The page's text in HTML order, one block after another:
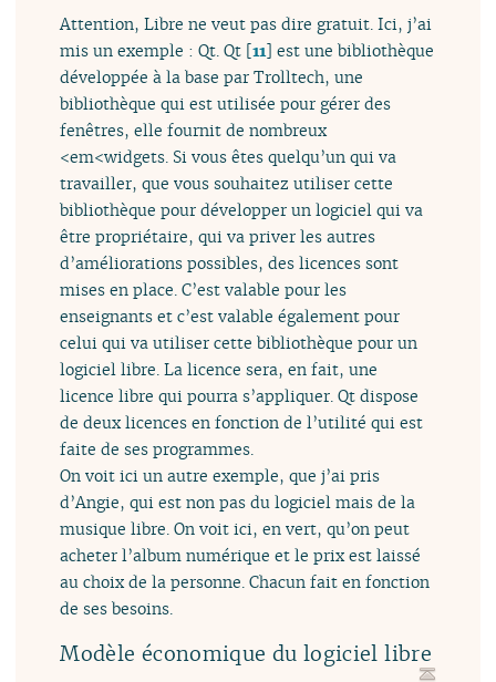
Attention, Libre ne veut pas dire gratuit. Ici, j’ai
mis un exemple : Qt. Qt [11] est une bibliothèque
développée à la base par Trolltech, une
bibliothèque qui est utilisée pour gérer des
fenêtres, elle fournit de nombreux
<em<widgets. Si vous êtes quelqu’un qui va
travailler, que vous souhaitez utiliser cette
bibliothèque pour développer un logiciel qui va
être propriétaire, qui va priver les autres
d’améliorations possibles, des licences sont
mises en place. C’est valable pour les
enseignants et c’est valable également pour
celui qui va utiliser cette bibliothèque pour un
logiciel libre. La licence sera, en fait, une
licence libre qui pourra s’appliquer. Qt dispose
de deux licences en fonction de l’utilité qui est
faite de ses programmes.
On voit ici un autre exemple, que j’ai pris
d’Angie, qui est non pas du logiciel mais de la
musique libre. On voit ici, en vert, qu’on peut
acheter l’album numérique et le prix est laissé
au choix de la personne. Chacun fait en fonction
de ses besoins.
Modèle économique du logiciel libre